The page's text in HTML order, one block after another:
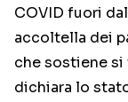
COVID fuori
accoltella dei
che sostiene
dichiara lo